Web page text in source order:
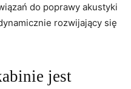
do poprawy akustyki
rozwijający się
jest⁣